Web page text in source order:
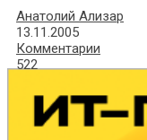
Анатолий Ализар
13.11.2005
Комментарии
522